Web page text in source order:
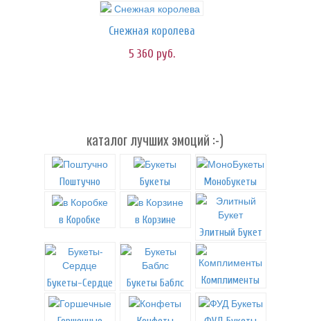
Снежная королева
5 360 руб.
каталог лучших эмоций :-)
Поштучно Букеты МоноБукеты
в Коробке
в Корзине
Элитный Букет
Букеты-Сердце Букеты Баблс Комплименты